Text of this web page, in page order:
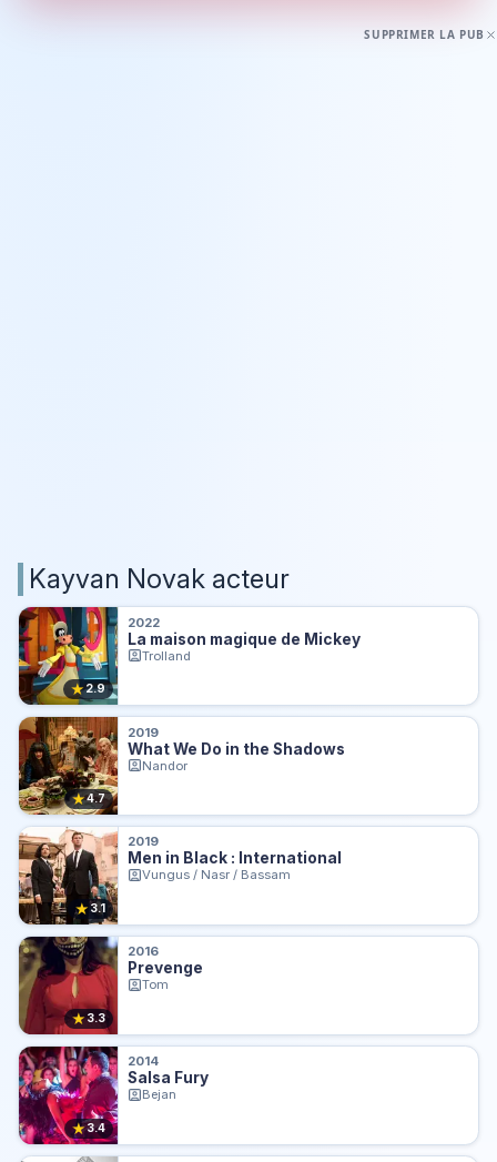
SUPPRIMER LA PUB
Kayvan Novak acteur
★2.9
2022
La maison magique de Mickey
Trolland
★4.7
2019
What We Do in the Shadows
Nandor
★3.1
2019
Men in Black : International
Vungus / Nasr / Bassam
★3.3
2016
Prevenge
Tom
★3.4
2014
Salsa Fury
Bejan